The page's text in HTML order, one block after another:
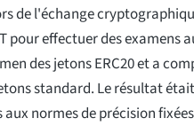
de l'échange
pour effectuer des examens
des jetons ERC20 et a
standard. Le résultat
normes de précision